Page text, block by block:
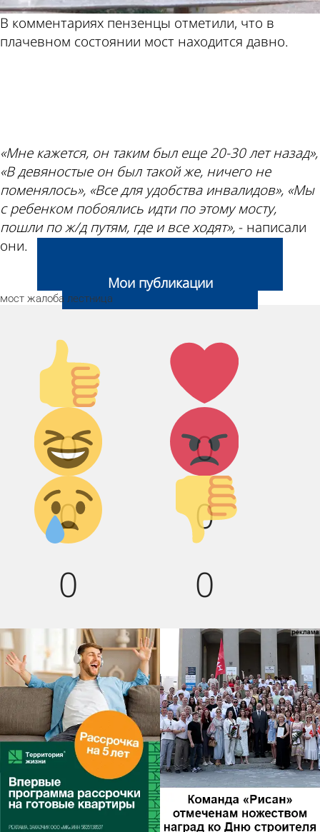
В комментариях пензенцы отметили, что в
плачевном состоянии мост находится давно.
«Мне кажется, он таким был еще 20-30 лет назад»,
«В девяностые он был такой же, ничего не
поменялось», «Все для удобства инвалидов», «Мы
с ребенком побоялись идти по этому мосту,
пошли по ж/д путям, где и все ходят»,- написали
они.
Мои публикации
мост жалоба лестница
Палец
вверх!
0
Лайк!
0
Дикий
смех!
0
Агрессия!
0
Грусть :(
0
Палец
вниз!
0